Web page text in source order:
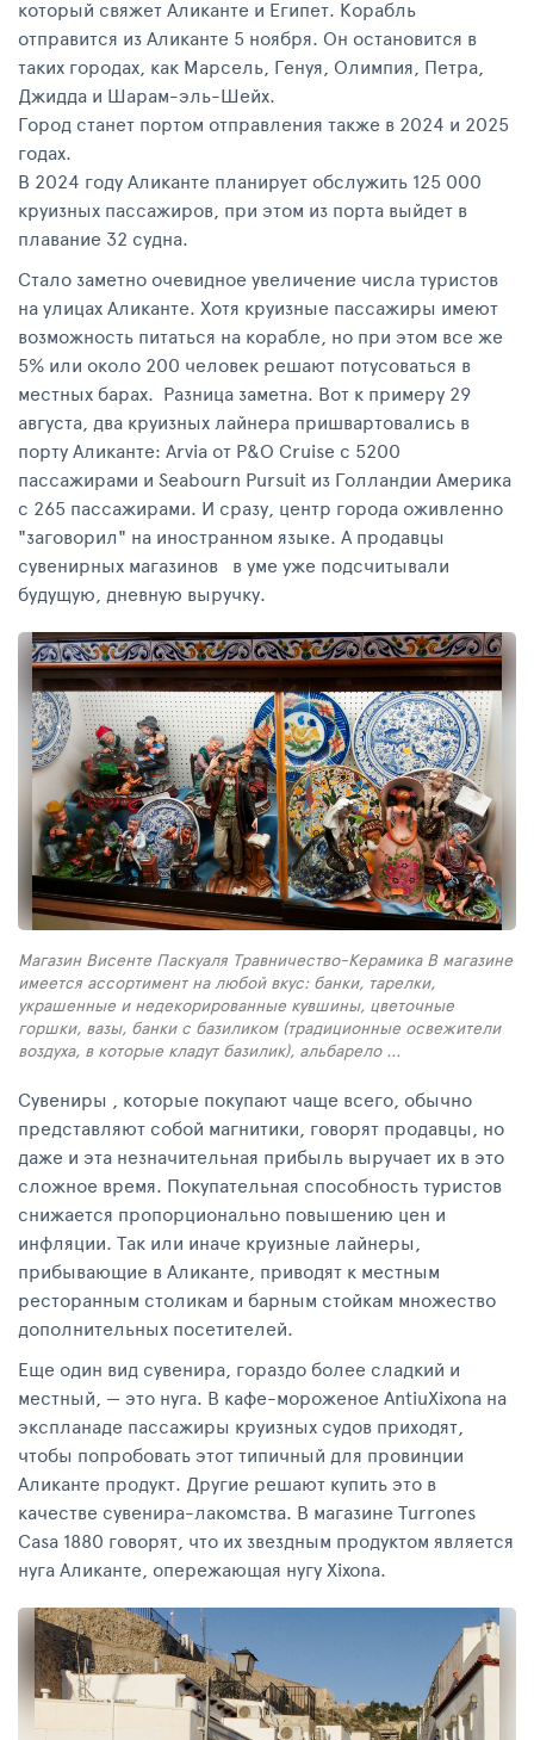
который свяжет Аликанте и Египет. Корабль
отправится из Аликанте 5 ноября. Он остановится в
таких городах, как Марсель, Генуя, Олимпия, Петра,
Джидда и Шарам-эль-Шейх.
Город станет портом отправления также в 2024 и 2025
годах.
В 2024 году Аликанте планирует обслужить 125 000
круизных пассажиров, при этом из порта выйдет в
плавание 32 судна.
Стало заметно очевидное увеличение числа туристов
на улицах Аликанте. Xотя круизные пассажиры имеют
возможность питаться на корабле, но при этом все же
5% или около 200 человек решают потусоваться в
местных барах. Pазница заметна. Вот к примеру 29
августа, два круизных лайнера пришвартовались в
порту Аликанте: Arvia от P&O Cruise с 5200
пассажирами и Seabourn Pursuit из Голландии Америка
с 265 пассажирами. И сразу, центр города оживленно
"заговорил" на иностранном языке. А продавцы
сувенирных магазинов в уме уже подсчитывали
будущую, дневную выручку.
Магазин Висенте Паскуаля Травничество-Керамика В магазине
имеется ассортимент на любой вкус: банки, тарелки,
украшенные и недекорированные кувшины, цветочные
горшки, вазы, банки с базиликом (традиционные освежители
воздуха, в которые кладут базилик), альбарело ...
Сувениры , которые покупают чаще всего, обычно
представляют собой магнитики, говорят продавцы, но
даже и эта незначительная прибыль выручает их в это
сложное время. Покупательная способность туристов
снижается пропорционально повышению цен и
инфляции. Так или иначе круизные лайнеры,
прибывающие в Аликанте, приводят к местным
ресторанным столикам и барным стойкам множество
дополнительных посетителей.
Еще один вид сувенира, гораздо более сладкий и
местный, — это нуга. В кафе-мороженое AntiuXixona на
экспланаде пассажиры круизных судов приходят,
чтобы попробовать этот типичный для провинции
Аликанте продукт. Другие решают купить это в
качестве сувенира-лакомства. В магазине Turrones
Casa 1880 говорят, что их звездным продуктом является
нуга Аликанте, опережающая нугу Xixona.